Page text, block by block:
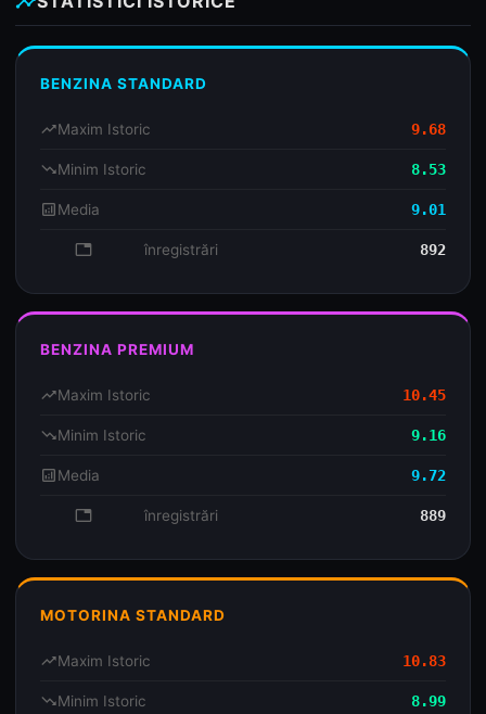
BENZINA STANDARD
trending_upMaxim Istoric 9.68
trending_downMinim Istoric 8.53
analyticsMedia 9.01
database înregistrări 892
BENZINA PREMIUM
trending_upMaxim Istoric 10.45
trending_downMinim Istoric 9.16
analyticsMedia 9.72
database înregistrări 889
MOTORINA STANDARD
trending_upMaxim Istoric 10.83
trending_downMinim Istoric 8.99